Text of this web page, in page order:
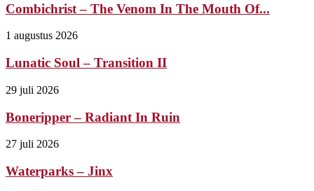
Combichrist – The Venom In The Mouth Of...
1 augustus 2026
Lunatic Soul – Transition II
29 juli 2026
Boneripper – Radiant In Ruin
27 juli 2026
Waterparks – Jinx